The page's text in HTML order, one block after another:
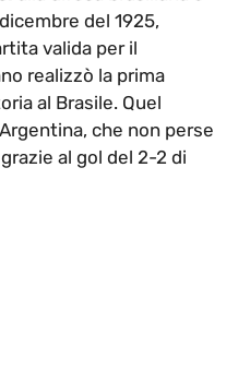
del 1925,
valida per il
realizzò la prima
al Brasile. Quel
che non perse
al gol del 2-2 di